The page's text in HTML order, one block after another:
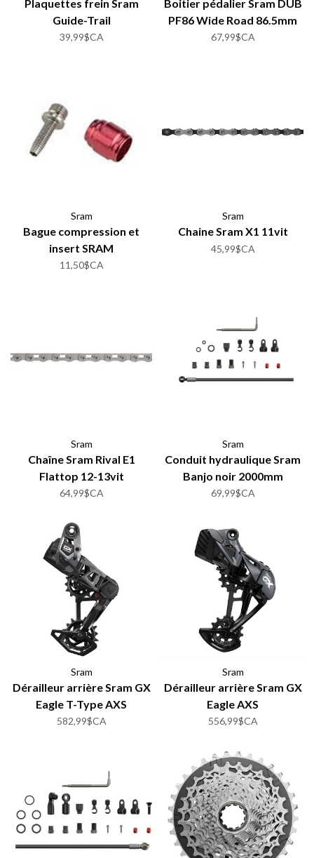
Plaquettes frein Sram
Guide-Trail
39,99$CA
Boitier pédalier Sram DUB
PF86 Wide Road 86.5mm
67,99$CA
Sram
Bague compression et
insert SRAM
11,50$CA
Sram
Chaine Sram X1 11vit
45,99$CA
Sram
Chaîne Sram Rival E1
Flattop 12-13vit
64,99$CA
Sram
Conduit hydraulique Sram
Banjo noir 2000mm
69,99$CA
Sram
Dérailleur arrière Sram GX
Eagle T-Type AXS
582,99$CA
Sram
Dérailleur arrière Sram GX
Eagle AXS
556,99$CA